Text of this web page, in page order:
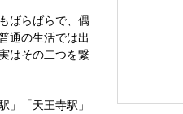
ばらばらで、偶
通の生活では出
はその二つを繋
」「天王寺駅」